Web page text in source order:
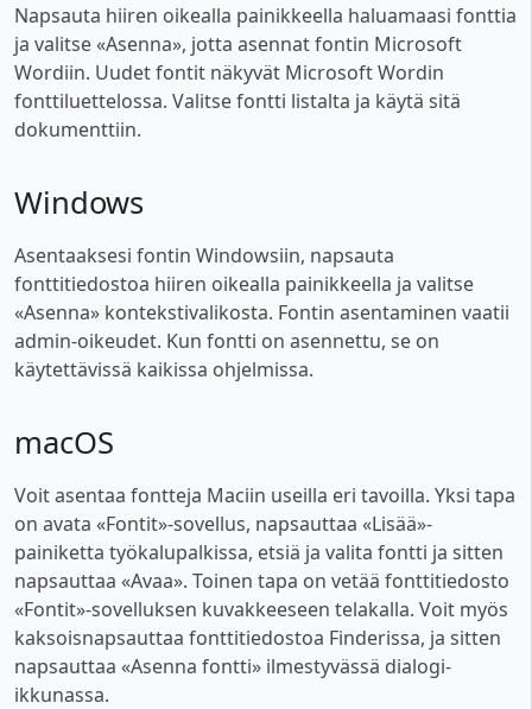
Napsauta hiiren oikealla painikkeella haluamaasi fonttia
ja valitse «Asenna», jotta asennat fontin Microsoft
Wordiin. Uudet fontit näkyvät Microsoft Wordin
fonttiluettelossa. Valitse fontti listalta ja käytä sitä
dokumenttiin.
Windows
Asentaaksesi fontin Windowsiin, napsauta
fonttitiedostoa hiiren oikealla painikkeella ja valitse
«Asenna» kontekstivalikosta. Fontin asentaminen vaatii
admin-oikeudet. Kun fontti on asennettu, se on
käytettävissä kaikissa ohjelmissa.
macOS
Voit asentaa fontteja Maciin useilla eri tavoilla. Yksi tapa
on avata «Fontit»-sovellus, napsauttaa «Lisää»-
painiketta työkalupalkissa, etsiä ja valita fontti ja sitten
napsauttaa «Avaa». Toinen tapa on vetää fonttitiedosto
«Fontit»-sovelluksen kuvakkeeseen telakalla. Voit myös
kaksoisnapsauttaa fonttitiedostoa Finderissa, ja sitten
napsauttaa «Asenna fontti» ilmestyvässä dialogi-
ikkunassa.